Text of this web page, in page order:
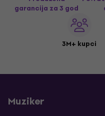
garancija za 3 god
3M+ kupci
Muziker